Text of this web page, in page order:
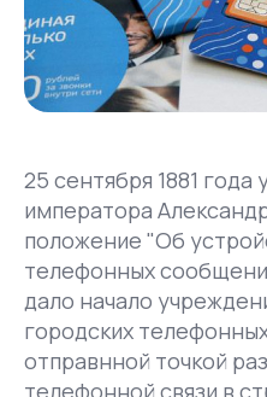
25 сентября 1881 года
императора
положение "Об
телефонных
дало начало
городских
отправнной точкой